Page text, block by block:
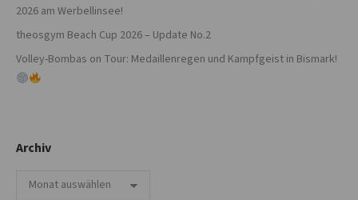
2026 am Werbellinsee!
theosgym Beach Cup 2026 – Update No.2
Volley-Bombas on Tour: Medaillenregen und Kampfgeist in Bismark!
Archiv
Archiv